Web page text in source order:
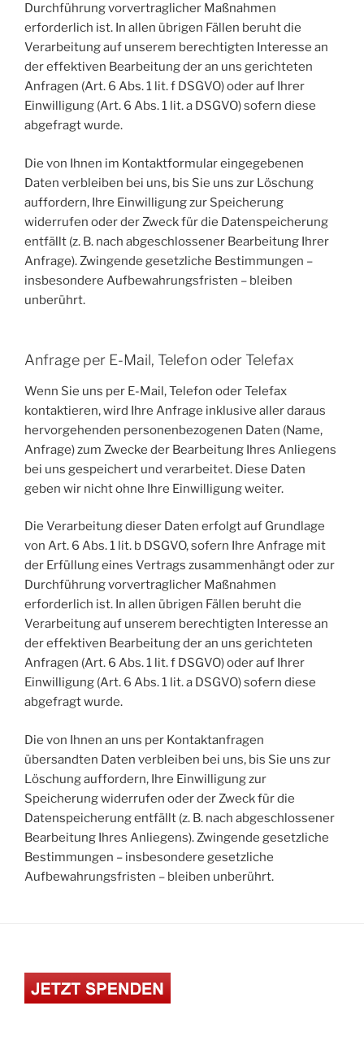
Durchführung vorvertraglicher Maßnahmen
erforderlich ist. In allen übrigen Fällen beruht die
Verarbeitung auf unserem berechtigten Interesse an
der effektiven Bearbeitung der an uns gerichteten
Anfragen (Art. 6 Abs. 1 lit. f DSGVO) oder auf Ihrer
Einwilligung (Art. 6 Abs. 1 lit. a DSGVO) sofern diese
abgefragt wurde.
Die von Ihnen im Kontaktformular eingegebenen
Daten verbleiben bei uns, bis Sie uns zur Löschung
auffordern, Ihre Einwilligung zur Speicherung
widerrufen oder der Zweck für die Datenspeicherung
entfällt (z. B. nach abgeschlossener Bearbeitung Ihrer
Anfrage). Zwingende gesetzliche Bestimmungen –
insbesondere Aufbewahrungsfristen – bleiben
unberührt.
Anfrage per E-Mail, Telefon oder Telefax
Wenn Sie uns per E-Mail, Telefon oder Telefax
kontaktieren, wird Ihre Anfrage inklusive aller daraus
hervorgehenden personenbezogenen Daten (Name,
Anfrage) zum Zwecke der Bearbeitung Ihres Anliegens
bei uns gespeichert und verarbeitet. Diese Daten
geben wir nicht ohne Ihre Einwilligung weiter.
Die Verarbeitung dieser Daten erfolgt auf Grundlage
von Art. 6 Abs. 1 lit. b DSGVO, sofern Ihre Anfrage mit
der Erfüllung eines Vertrags zusammenhängt oder zur
Durchführung vorvertraglicher Maßnahmen
erforderlich ist. In allen übrigen Fällen beruht die
Verarbeitung auf unserem berechtigten Interesse an
der effektiven Bearbeitung der an uns gerichteten
Anfragen (Art. 6 Abs. 1 lit. f DSGVO) oder auf Ihrer
Einwilligung (Art. 6 Abs. 1 lit. a DSGVO) sofern diese
abgefragt wurde.
Die von Ihnen an uns per Kontaktanfragen
übersandten Daten verbleiben bei uns, bis Sie uns zur
Löschung auffordern, Ihre Einwilligung zur
Speicherung widerrufen oder der Zweck für die
Datenspeicherung entfällt (z. B. nach abgeschlossener
Bearbeitung Ihres Anliegens). Zwingende gesetzliche
Bestimmungen – insbesondere gesetzliche
Aufbewahrungsfristen – bleiben unberührt.